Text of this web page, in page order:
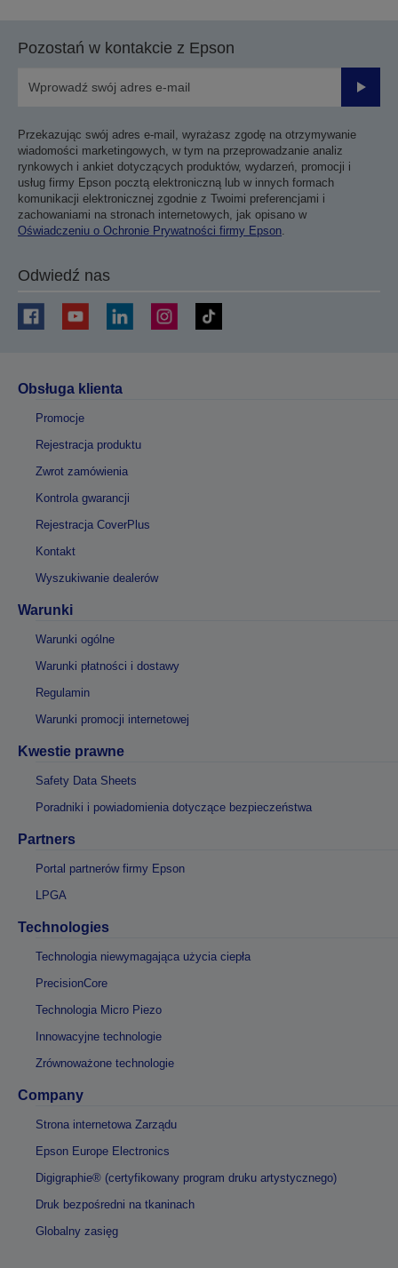
Pozostań w kontakcie z Epson
Przekazując swój adres e-mail, wyrażasz zgodę na otrzymywanie
wiadomości marketingowych, w tym na przeprowadzanie analiz
rynkowych i ankiet dotyczących produktów, wydarzeń, promocji i
usług firmy Epson pocztą elektroniczną lub w innych formach
komunikacji elektronicznej zgodnie z Twoimi preferencjami i
zachowaniami na stronach internetowych, jak opisano w
Oświadczeniu o Ochronie Prywatności firmy Epson.
Odwiedź nas
Obsługa klienta
Promocje
Rejestracja produktu
Zwrot zamówienia
Kontrola gwarancji
Rejestracja CoverPlus
Kontakt
Wyszukiwanie dealerów
Warunki
Warunki ogólne
Warunki płatności i dostawy
Regulamin
Warunki promocji internetowej
Kwestie prawne
Safety Data Sheets
Poradniki i powiadomienia dotyczące bezpieczeństwa
Partners
Portal partnerów firmy Epson
LPGA
Technologies
Technologia niewymagająca użycia ciepła
PrecisionCore
Technologia Micro Piezo
Innowacyjne technologie
Zrównoważone technologie
Company
Strona internetowa Zarządu
Epson Europe Electronics
Digigraphie® (certyfikowany program druku artystycznego)
Druk bezpośredni na tkaninach
Globalny zasięg